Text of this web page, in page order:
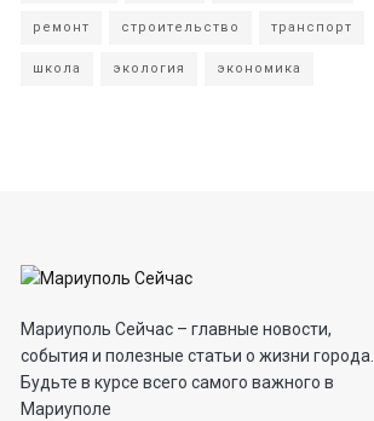
ремонт строительство транспорт
школа экология экономика
Мариуполь Сейчас – главные новости,
события и полезные статьи о жизни города.
Будьте в курсе всего самого важного в
Мариуполе